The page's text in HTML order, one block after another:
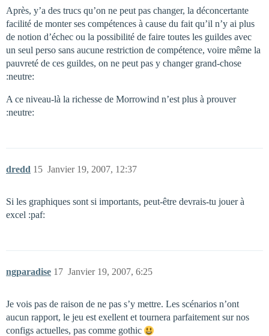
Après, y’a des trucs qu’on ne peut pas changer, la déconcertante
facilité de monter ses compétences à cause du fait qu’il n’y ai plus
de notion d’échec ou la possibilité de faire toutes les guildes avec
un seul perso sans aucune restriction de compétence, voire même la
pauvreté de ces guildes, on ne peut pas y changer grand-chose
:neutre:
A ce niveau-là la richesse de Morrowind n’est plus à prouver
:neutre:
dredd Janvier 19, 2007, 12:37
15
Si les graphiques sont si importants, peut-être devrais-tu jouer à
excel :paf:
ngparadise Janvier 19, 2007, 6:25
17
Je vois pas de raison de ne pas s’y mettre. Les scénarios n’ont
aucun rapport, le jeu est exellent et tournera parfaitement sur nos
configs actuelles, pas comme gothic